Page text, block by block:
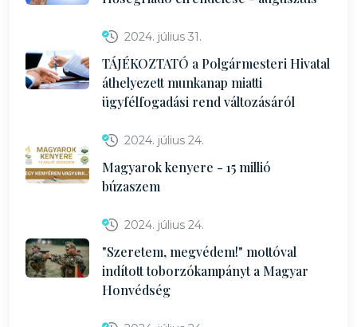
2024. július 31.
TÁJÉKOZTATÓ a Polgármesteri Hivatal
áthelyezett munkanap miatti
ügyfélfogadási rend változásáról
2024. július 24.
Magyarok kenyere - 15 millió
búzaszem
2024. július 24.
"Szeretem, megvédem!" mottóval
indított toborzókampányt a Magyar
Honvédség